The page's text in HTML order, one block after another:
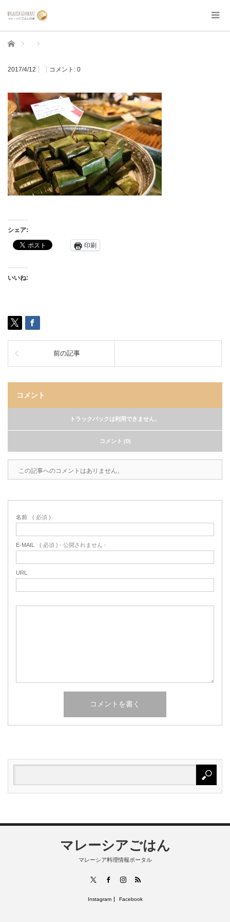
ホーム
2017/4/12 コメント: 0
シェア:
印刷
いいね:
前の記事
コメント
トラックバックは利用できません。
コメント (0)
この記事へのコメントはありません。
名前 ( 必須 )
E-MAIL ( 必須 ) - 公開されません -
URL
マレーシアごはん
マレーシア料理情報ポータル
FacebookInstagram
RSS
Instagram Facebook